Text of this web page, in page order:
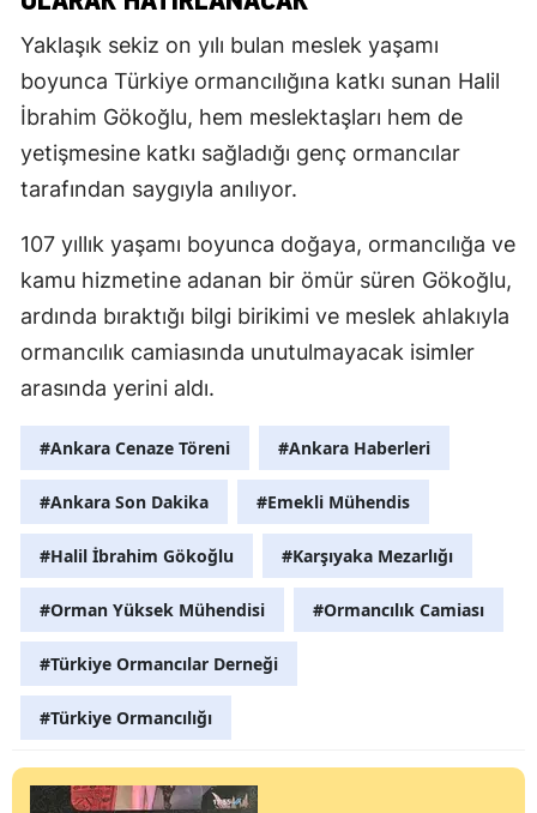
Yaklaşık sekiz on yılı bulan meslek yaşamı
boyunca Türkiye ormancılığına katkı sunan Halil
İbrahim Gökoğlu, hem meslektaşları hem de
yetişmesine katkı sağladığı genç ormancılar
tarafından saygıyla anılıyor.
107 yıllık yaşamı boyunca doğaya, ormancılığa ve
kamu hizmetine adanan bir ömür süren Gökoğlu,
ardında bıraktığı bilgi birikimi ve meslek ahlakıyla
ormancılık camiasında unutulmayacak isimler
arasında yerini aldı.
#Ankara Cenaze Töreni #Ankara Haberleri
#Ankara Son Dakika #Emekli Mühendis
#Halil İbrahim Gökoğlu #Karşıyaka Mezarlığı
#Orman Yüksek Mühendisi #Ormancılık Camiası
#Türkiye Ormancılar Derneği
#Türkiye Ormancılığı